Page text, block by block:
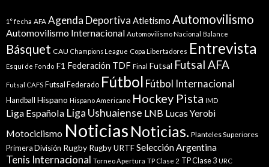
1° fecha AFA Agenda Deportiva Atletismo Automovilismo
Automovilismo Internacional Automovilismo Nacional Balance
Básquet CAU Champions League Copa Libertadores Entrevista
Esquí de Fondo F1 Federación TDF Final Futsal Futsal AFA
Futsal CAFS Futsal Federado Fútbol Fútbol Internacional
Handball Hispano Hispano Americano Hockey Pista IMD
Liga Española Liga Ushuaiense LNB Lucas Yerobi
Motociclismo Noticias Noticias. Planteles Superiores
Primera División Rugby Rugby URTFSelección Argentina
Tenis Internacional Torneo Apertura TP Clase 2 TP Clase 3 URC